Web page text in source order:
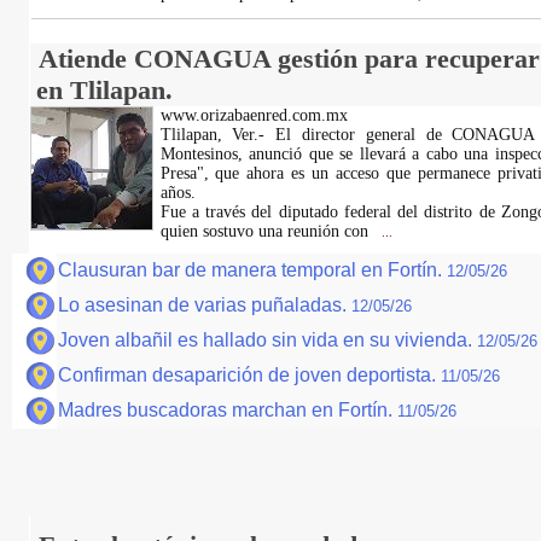
Atiende CONAGUA gestión para
en Tlilapan.
www.orizabaenred.com.mx
Tlilapan, Ver.- El director general de CONAGUA
Montesinos, anunció que se llevará a cabo una
Presa", que ahora es un acceso que permanece
años.
Fue a través del diputado federal del distrito de
quien sostuvo una reunión con
Clausuran bar de manera temporal en Fortín. 12/05/26
Lo asesinan de varias puñaladas. 12/05/26
Joven albañil es hallado sin vida en su vivienda. 12/05/26
Confirman desaparición de joven deportista. 11/05/26
Madres buscadoras marchan en Fortín. 11/05/26